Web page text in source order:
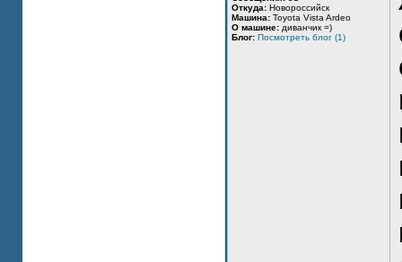
Откуда: Новороссийск
Машина: Toyota Vista Ardeo
О машине: диванчик =)
Блог: Посмотреть блог (1)